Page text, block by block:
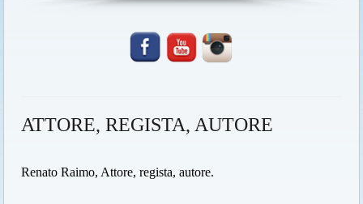
ATTORE, REGISTA, AUTORE
Renato Raimo, Attore, regista, autore.